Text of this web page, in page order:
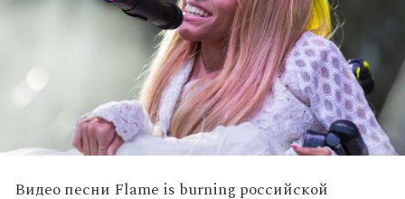
Видео песни Flame is burning российской